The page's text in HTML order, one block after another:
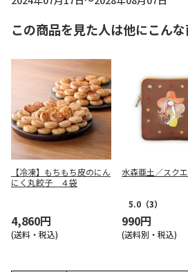
この商品を見た人は他にこん
【冷凍】もちもち皮のにん
にく丸餃子 ４袋
4,860円
(送料・税込)
水森亜土／スク
5.0 （3）
990円
(送料別・税込)